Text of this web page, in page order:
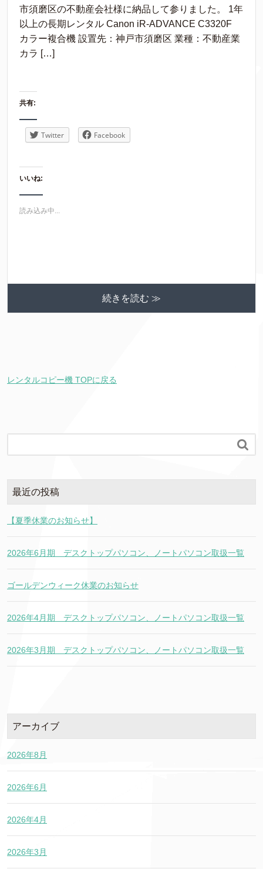
市須磨区の不動産会社様に納品して参りました。 1年
以上の長期レンタル Canon iR-ADVANCE C3320F
カラー複合機 設置先：神戸市須磨区 業種：不動産業
カラ […]
共有:
Twitter Facebook
いいね:
読み込み中...
続きを読む ≫
レンタルコピー機 TOPに戻る

最近の投稿
【夏季休業のお知らせ】
2026年6月期 デスクトップパソコン、ノートパソコン取扱一覧
ゴールデンウィーク休業のお知らせ
2026年4月期 デスクトップパソコン、ノートパソコン取扱一覧
2026年3月期 デスクトップパソコン、ノートパソコン取扱一覧
アーカイブ
2026年8月
2026年6月
2026年4月
2026年3月